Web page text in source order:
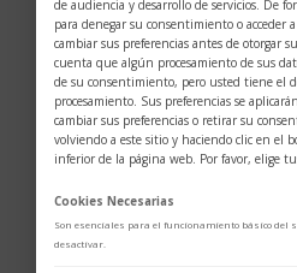
de audiencia y desarrollo de servicios. De
para denegar su consentimiento o acceder
cambiar sus preferencias antes de otorgar
cuenta que algún procesamiento de sus
de su consentimiento, pero usted tiene el
procesamiento. Sus preferencias se
cambiar sus preferencias o retirar su
volviendo a este sitio y haciendo clic en el
inferior de la página web. Por favor, elige
Cookies Necesarias
Son esenciales para el funcionamiento básico del
desactivar.